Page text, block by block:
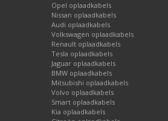
Opel oplaadkabels
Nissan oplaadkabels
Audi oplaadkabels
Volkswagen oplaadkabels
Renault oplaadkabels
Tesla oplaadkabels
Jaguar oplaadkabels
BMW oplaadkabels
Mitsubishi oplaadkabels
Volvo oplaadkabels
Smart oplaadkabels
Kia oplaadkabels